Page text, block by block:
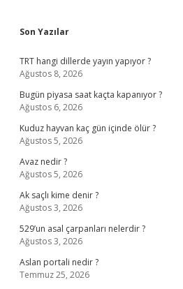
Sidebar
Son Yazılar
TRT hangi dillerde yayın yapıyor ?
Ağustos 8, 2026
Bugün piyasa saat kaçta kapanıyor ?
Ağustos 6, 2026
Kuduz hayvan kaç gün içinde ölür ?
Ağustos 5, 2026
Avaz nedir ?
Ağustos 5, 2026
Ak saçlı kime denir ?
Ağustos 3, 2026
529’un asal çarpanları nelerdir ?
Ağustos 3, 2026
Aslan portali nedir ?
Temmuz 25, 2026